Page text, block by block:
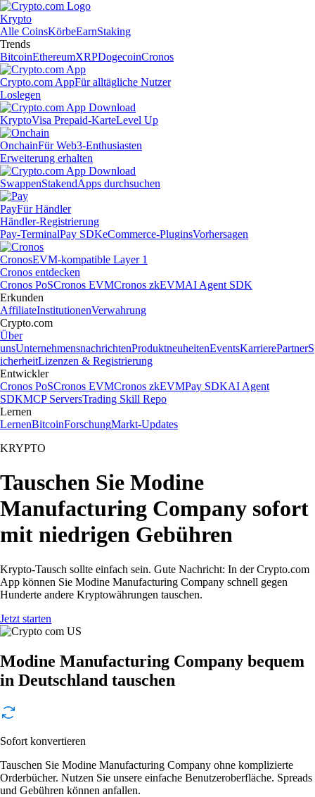
Krypto
Alle CoinsKörbeEarnStaking
Trends
BitcoinEthereumXRPDogecoinCronos
Crypto.com AppFür alltägliche Nutzer
Loslegen
KryptoVisa Prepaid-KarteLevel Up
OnchainFür Web3-Enthusiasten
Erweiterung erhalten
SwappenStakendApps durchsuchen
PayFür Händler
Händler-Registrierung
Pay-TerminalPay SDKeCommerce-PluginsVorhersagen
CronosEVM-kompatible Layer 1
Cronos entdecken
Cronos PoSCronos EVMCronos zkEVMAI Agent SDK
Erkunden
AffiliateInstitutionenVerwahrung
Crypto.com
Über
unsUnternehmensnachrichtenProduktneuheitenEventsKarrierePartnerS
icherheitLizenzen & Registrierung
Entwickler
Cronos PoSCronos EVMCronos zkEVMPay SDKAI Agent
SDKMCP ServersTrading Skill Repo
Lernen
LernenBitcoinForschungMarkt-Updates
KRYPTO
Tauschen Sie Modine
Manufacturing Company sofort
mit niedrigen Gebühren
Krypto-Tausch sollte einfach sein. Gute Nachricht: In der Crypto.com
App können Sie Modine Manufacturing Company schnell gegen
Hunderte andere Kryptowährungen tauschen.
Jetzt starten
Modine Manufacturing Company bequem
in Deutschland tauschen
Sofort konvertieren
Tauschen Sie Modine Manufacturing Company ohne komplizierte
Orderbücher. Nutzen Sie unsere einfache Benutzeroberfläche. Spreads
und Gebühren können anfallen.